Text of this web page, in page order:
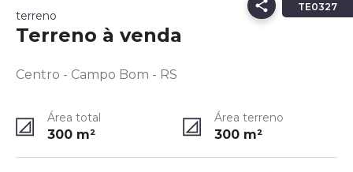
TE0327
terreno
Terreno à venda
Centro - Campo Bom - RS
Área total
300 m²
Área terreno
300 m²